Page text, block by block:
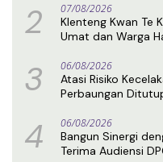
2 07/08/2026
Klenteng Kwan Te
Umat dan Warga
3 06/08/2026
Atasi Risiko
Perbaungan
4 06/08/2026
Bangun Sinergi
Terima Audiensi